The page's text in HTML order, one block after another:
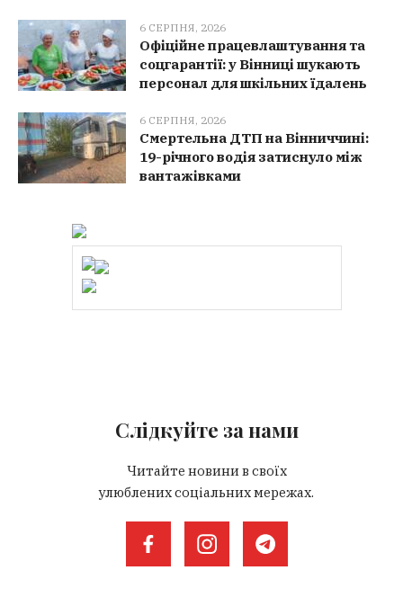
6 СЕРПНЯ, 2026
Офіційне працевлаштування та
соцгарантії: у Вінниці шукають
персонал для шкільних їдалень
6 СЕРПНЯ, 2026
Смертельна ДТП на Вінниччині:
19-річного водія затиснуло між
вантажівками
Слідкуйте за нами
Читайте новини в своїх
улюблених соціальних мережах.